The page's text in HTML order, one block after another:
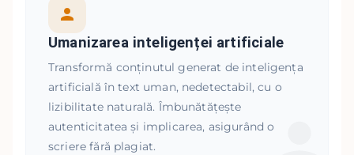
Umanizarea inteligenței artificiale
Transformă conținutul generat de inteligența
artificială în text uman, nedetectabil, cu o
lizibilitate naturală. Îmbunătățește
autenticitatea și implicarea, asigurând o
scriere fără plagiat.